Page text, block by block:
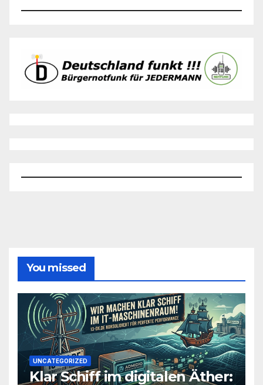
You missed
UNCATEGORIZED
Klar Schiff im digitalen Äther: